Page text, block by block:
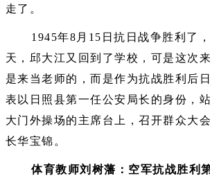
走了。
1945年8月15日抗日战争胜利了
天，邱大江又回到了学校，可是这次
是来当老师的，而是作为抗战胜利后
表以日照县第一任公安局长的身份，
大门外操场的主席台上，召开群众大
长华宝锦。
体育教师刘树藩：空军抗战胜利